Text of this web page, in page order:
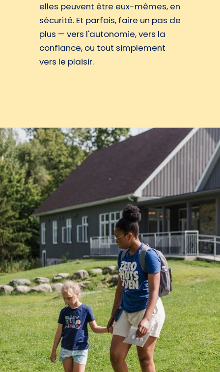
elles peuvent être eux-mêmes, en
sécurité. Et parfois, faire un pas de
plus — vers l'autonomie, vers la
confiance, ou tout simplement
vers le plaisir.